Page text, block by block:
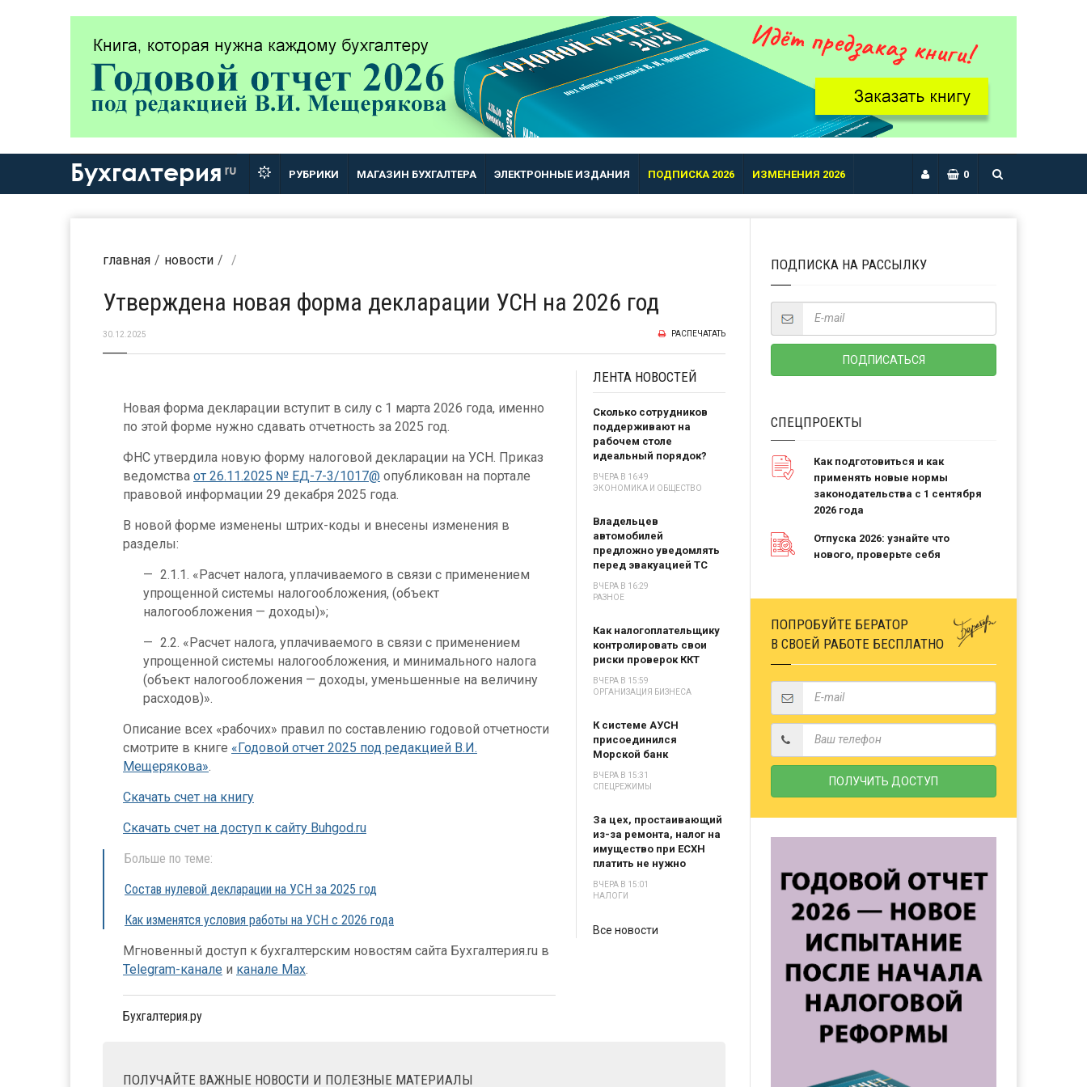
Бухгалтерия ru РУБРИКИ МАГАЗИН БУХГАЛТЕРА ЭЛЕКТРОННЫЕ ИЗДАНИЯ ПОДПИСКА 2026 ИЗМЕНЕНИЯ 2026 0
главная новости
Утверждена новая форма декларации УСН на 2026 год
30.12.2025 РАСПЕЧАТАТЬ
Новая форма декларации вступит в силу с 1 марта 2026 года, именно
по этой форме нужно сдавать отчетность за 2025 год.
ФНС утвердила новую форму налоговой декларации на УСН. Приказ
ведомства от 26.11.2025 № ЕД-7-3/1017@ опубликован на портале
правовой информации 29 декабря 2025 года.
В новой форме изменены штрих-коды и внесены изменения в
разделы:
2.1.1. «Расчет налога, уплачиваемого в связи с применением
упрощенной системы налогообложения, (объект
налогообложения — доходы)»;
2.2. «Расчет налога, уплачиваемого в связи с применением
упрощенной системы налогообложения, и минимального налога
(объект налогообложения — доходы, уменьшенные на величину
расходов)».
Описание всех «рабочих» правил по составлению годовой отчетности
смотрите в книге «Годовой отчет 2025 под редакцией В.И.
Мещерякова».
Скачать счет на книгу
Скачать счет на доступ к сайту Buhgod.ru
Больше по теме:
Состав нулевой декларации на УСН за 2025 год
Как изменятся условия работы на УСН с 2026 года
Мгновенный доступ к бухгалтерским новостям сайта Бухгалтерия.ru в
Telegram-канале и канале Max.
Бухгалтерия.ру
ЛЕНТА НОВОСТЕЙ
Сколько сотрудников
поддерживают на
рабочем столе
идеальный порядок?
ВЧЕРА В 16:49
ЭКОНОМИКА И ОБЩЕСТВО
Владельцев
автомобилей
предложно уведомлять
перед эвакуацией ТС
ВЧЕРА В 16:29
РАЗНОЕ
Как налогоплательщику
контролировать свои
риски проверок ККТ
ВЧЕРА В 15:59
ОРГАНИЗАЦИЯ БИЗНЕСА
К системе АУСН
присоединился
Морской банк
ВЧЕРА В 15:31
СПЕЦРЕЖИМЫ
За цех, простаивающий
из-за ремонта, налог на
имущество при ЕСХН
платить не нужно
ВЧЕРА В 15:01
НАЛОГИ
Все новости
ПОЛУЧАЙТЕ ВАЖНЫЕ НОВОСТИ И ПОЛЕЗНЫЕ МАТЕРИАЛЫ
ПОДПИСКА НА РАССЫЛКУ
СПЕЦПРОЕКТЫ
Как подготовиться и как
применять новые нормы
законодательства с 1 сентября
2026 года
Отпуска 2026: узнайте что
нового, проверьте себя
ПОПРОБУЙТЕ БЕРАТОР
В СВОЕЙ РАБОТЕ БЕСПЛАТНО